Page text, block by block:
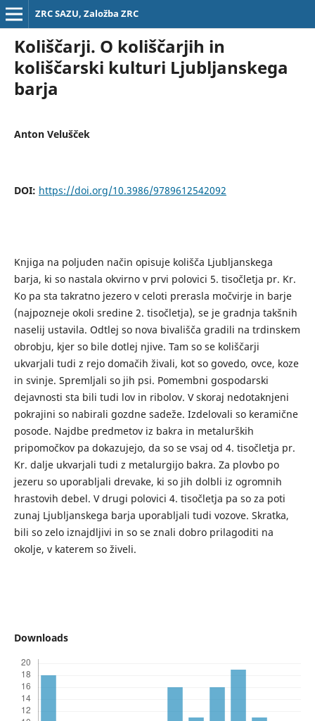
ZRC SAZU, Založba ZRC
Koliščarji. O koliščarjih in
koliščarski kulturi Ljubljanskega
barja
Anton Velušček
DOI: https://doi.org/10.3986/9789612542092
Knjiga na poljuden način opisuje kolišča Ljubljanskega
barja, ki so nastala okvirno v prvi polovici 5. tisočletja pr. Kr.
Ko pa sta takratno jezero v celoti prerasla močvirje in barje
(najpozneje okoli sredine 2. tisočletja), se je gradnja takšnih
naselij ustavila. Odtlej so nova bivališča gradili na trdinskem
obrobju, kjer so bile dotlej njive. Tam so se koliščarji
ukvarjali tudi z rejo domačih živali, kot so govedo, ovce, koze
in svinje. Spremljali so jih psi. Pomembni gospodarski
dejavnosti sta bili tudi lov in ribolov. V skoraj nedotaknjeni
pokrajini so nabirali gozdne sadeže. Izdelovali so keramične
posode. Najdbe predmetov iz bakra in metalurških
pripomočkov pa dokazujejo, da so se vsaj od 4. tisočletja pr.
Kr. dalje ukvarjali tudi z metalurgijo bakra. Za plovbo po
jezeru so uporabljali drevake, ki so jih dolbli iz ogromnih
hrastovih debel. V drugi polovici 4. tisočletja pa so za poti
zunaj Ljubljanskega barja uporabljali tudi vozove. Skratka,
bili so zelo iznajdljivi in so se znali dobro prilagoditi na
okolje, v katerem so živeli.
Downloads